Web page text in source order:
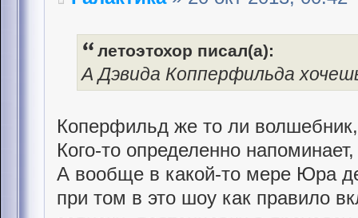
летоэтохор писал(а):
А Дэвида Копперфильда
Коперфильд же то ли
Кого-то определенно
А вообще в какой-то мере Юра
при том в это шоу как правило